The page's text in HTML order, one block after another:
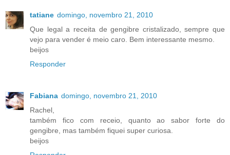
tatiane domingo, novembro 21, 2010
Que legal a receita de gengibre cristalizado, sempre que
vejo para vender é meio caro. Bem interessante mesmo.
beijos
Responder
Fabiana domingo, novembro 21, 2010
Rachel,
também fico com receio, quanto ao sabor forte do
gengibre, mas também fiquei super curiosa.
beijos